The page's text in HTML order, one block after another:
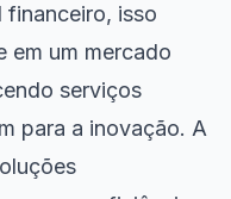
isso
em um mercado
serviços
para a inovação. A